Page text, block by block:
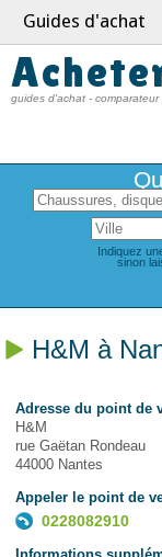
Guides d'achat
guides d'achat -
Indiquez
sinon
H&M à
Adresse du point de
H&M
rue Gaëtan Rondeau
44000 Nantes
Appeler le point de
0228082910